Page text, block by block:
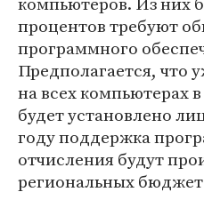
процентов требуют
программного
Предполагается, что
на всех компьютерах
будет установлено
году поддержка
отчисления будут
региональных